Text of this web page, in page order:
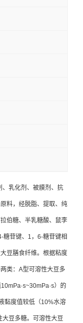
乳化剂、被膜剂、抗
料，经脱脂、提取、纯
伯糖、半乳糖酸、鼠李
糖苷键、1，6-糖苷键相
豆膳食纤维。根据粘度
类：A型可溶性大豆多
）的
黏度值较低（10%水溶
豆多糖。可溶性大豆